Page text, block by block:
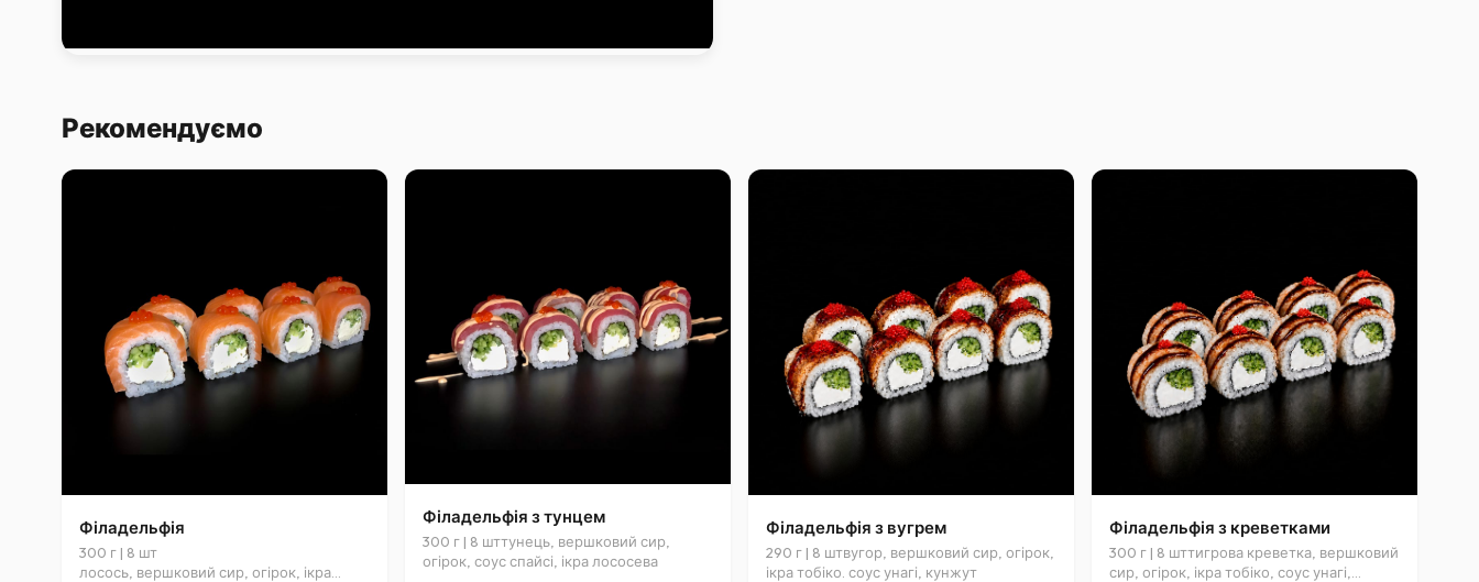
Рекомендуємо
Філадельфія
300 г | 8 шт
лосось, вершковий сир, огірок, ікра
Філадельфія з тунцем
300 г | 8 шттунець, вершковий сир,
огірок, соус спайсі, ікра лососева
Філадельфія з вугрем
290 г | 8 штвугор, вершковий сир, огірок,
ікра тобіко. соус унагі, кунжут
Філадельфія з креветками
300 г | 8 шттигрова креветка, вершковий
сир, огірок, ікра тобіко, соус унагі,